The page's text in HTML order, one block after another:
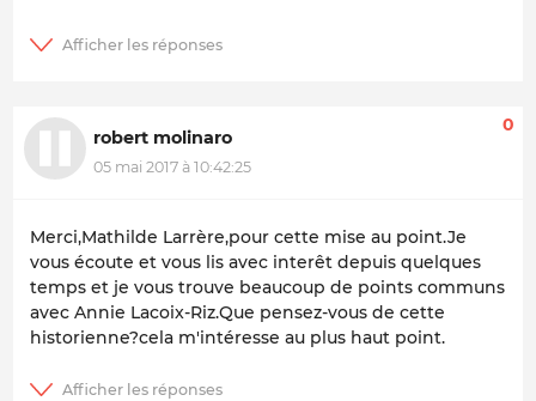
robert molinaro
05 mai 2017 à 10:42:25
0
Merci,Mathilde Larrère,pour cette mise au point.Je
vous écoute et vous lis avec interêt depuis quelques
temps et je vous trouve beaucoup de points communs
avec Annie Lacoix-Riz.Que pensez-vous de cette
historienne?cela m'intéresse au plus haut point.